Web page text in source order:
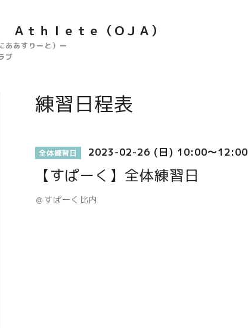
ｔｈｌｅｔｅ（ＯＪＡ）
ああすりーと）ー
ブ
練習日程表
全体練習日 2023-02-26 (日) 10:00～12:00
【すぱーく】全体練習日
＠すぱーく比内